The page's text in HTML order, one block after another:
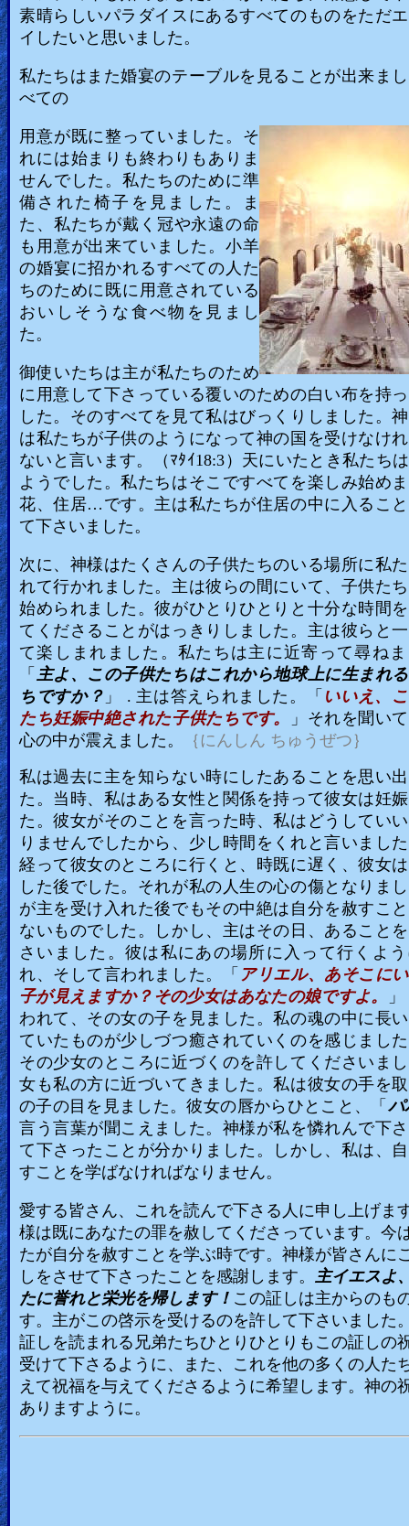
素晴らしいパラダイスにあるすべてのものをただ
イしたいと思いました。
私たちはまた婚宴のテーブルを見ることが出来ま
べての
用意が既に整っていました。そ
れには始まりも終わりもありま
せんでした。私たちのために準
備された椅子を見ました。ま
た、私たちが戴く冠や永遠の命
も用意が出来ていました。小羊
の婚宴に招かれるすべての人た
ちのために既に用意されている
おいしそうな食べ物を見まし
た。
御使いたちは主が私たちのため
に用意して下さっている覆いのための白い布を持
した。そのすべてを見て私はびっくりしました。
は私たちが子供のようになって神の国を受けなけ
ないと言います。（ﾏﾀｲ18:3）天にいたとき私たち
ようでした。私たちはそこですべてを楽しみ始め
花、住居…です。主は私たちが住居の中に入るこ
て下さいました。
次に、神様はたくさんの子供たちのいる場所に私
れて行かれました。主は彼らの間にいて、子供た
始められました。彼がひとりひとりと十分な時間
てくださることがはっきりしました。主は彼らと
て楽しまれました。私たちは主に近寄って尋ね
「 主よ、この子供たちはこれから地球上に生まれ
ちですか？ 」 . 主は答えられました。「 いいえ、
たち妊娠中絶された子供たちです。
」それを聞い
心の中が震えました。
｛にんしん ちゅうぜつ｝
私は過去に主を知らない時にしたあることを思い
た。当時、私はある女性と関係を持って彼女は妊
た。彼女がそのことを言った時、私はどうしてい
りませんでしたから、少し時間をくれと言いまし
経って彼女のところに行くと、時既に遅く、彼女
した後でした。それが私の人生の心の傷となりま
が主を受け入れた後でもその中絶は自分を赦すこ
ないものでした。しかし、主はその日、あること
さいました。彼は私にあの場所に入って行くよ
れ、そして言われました。「 アリエル、あそこに
子が見えますか？その少女はあなたの娘ですよ。
われて、その女の子を見ました。私の魂の中に長
ていたものが少しづつ癒されていくのを感じまし
その少女のところに近づくのを許してくださいま
女も私の方に近づいてきました。私は彼女の手を
の子の目を見ました。彼女の唇からひとこと、「 パ
言う言葉が聞こえました。神様が私を憐れんで下
て下さったことが分かりました。しかし、私は、
すことを学ばなければなりません。
愛する皆さん、これを読んで下さる人に申し上げま
様は既にあなたの罪を赦してくださっています。今
たが自分を赦すことを学ぶ時です。神様が皆さんに
しをさせて下さったことを感謝します。 主イエスよ
たに誉れと栄光を帰します！ この証しは主からのも
す。主がこの啓示を受けるのを許して下さいました
証しを読まれる兄弟たちひとりひとりもこの証しの
受けて下さるように、また、これを他の多くの人た
えて祝福を与えてくださるように希望します。神の
ありますように。